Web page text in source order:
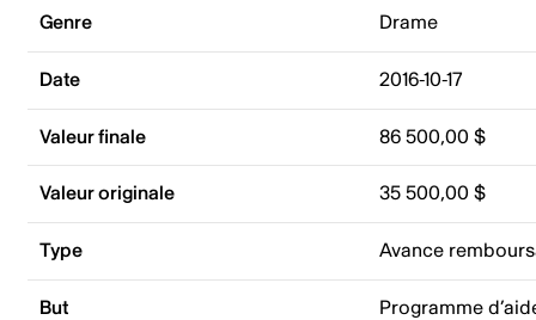
Genre Drame
Date 2016-10-17
Valeur finale 86 500,00 $
Valeur originale 35 500,00 $
Type Avance
But Programme